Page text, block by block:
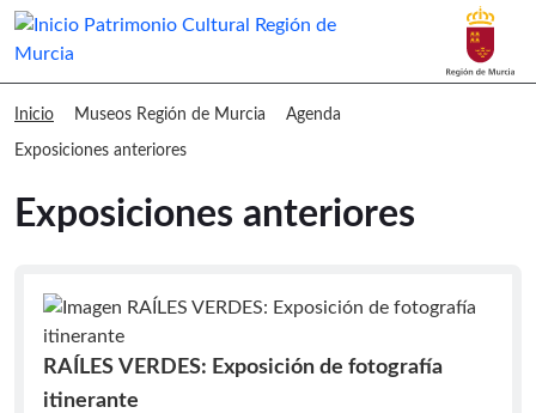
Museos Región de Murcia Buscar
Inicio Museos Región de Murcia Agenda
Exposiciones anteriores
Exposiciones anteriores
RAÍLES VERDES: Exposición de fotografía
itinerante